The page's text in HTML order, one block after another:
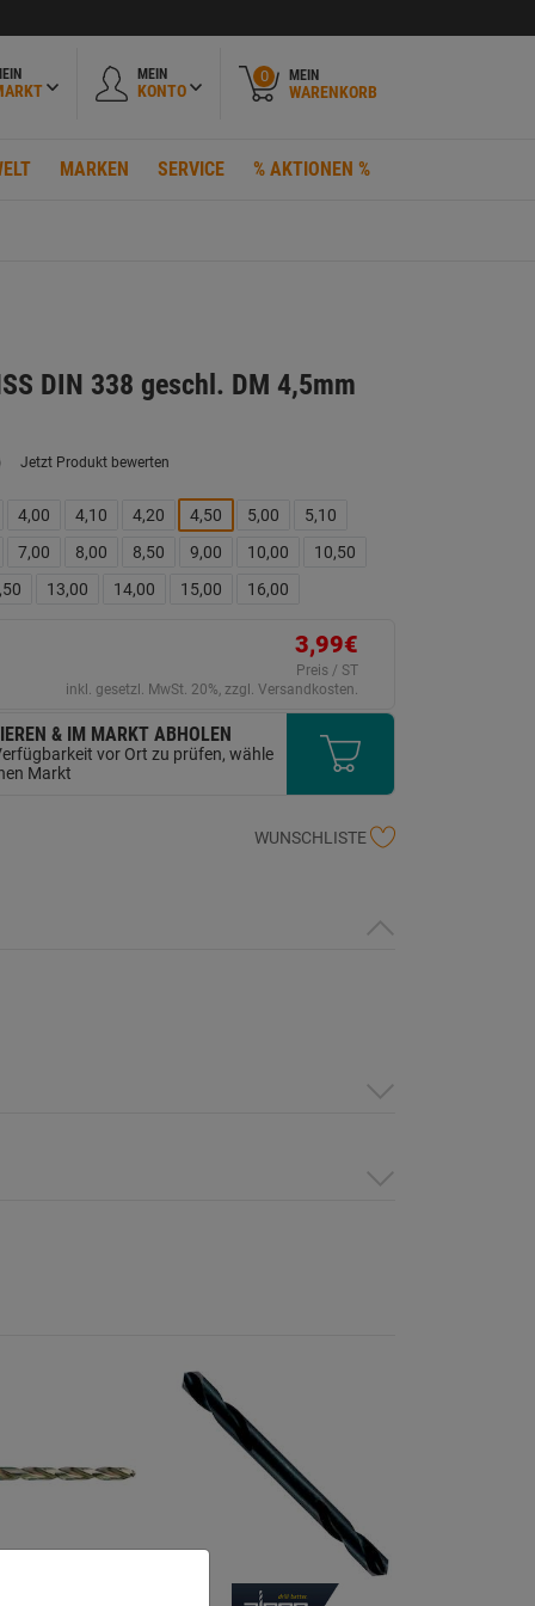
MEIN
KONTO
0 MEIN
WARENKORB
MARKEN SERVICE % AKTIONEN %
DIN 338 geschl. DM 4,5mm
Jetzt Produkt bewerten
4,00 4,10 4,20 4,50 5,00
5,10
7,00 8,00 8,50 9,00 10,00
10,50
13,00 14,00 15,00 16,00
3,99€
Preis / ST
inkl. gesetzl. MwSt. 20%, zzgl. Versandkosten.
& IM MARKT ABHOLEN
vor Ort zu prüfen, wähle
Markt
WUNSCHLISTE